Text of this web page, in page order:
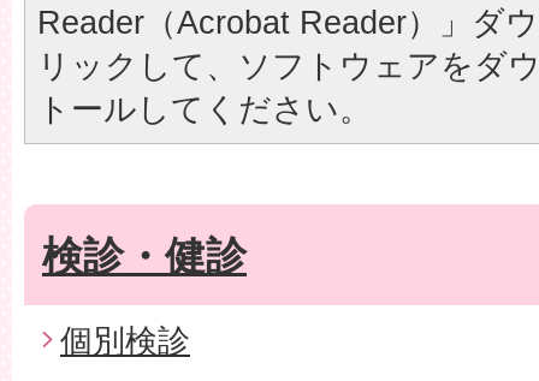
Reader（Acrobat Reader）」ダ
リックして、ソフトウェアをダ
トールしてください。
検診・健診
個別検診